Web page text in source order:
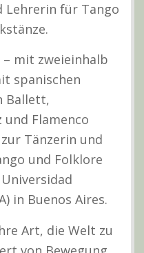
Lehrerin für Tango
– mit zweieinhalb
spanischen
Ballett,
und Flamenco
Tänzerin und
und Folklore
in Buenos Aires.
Art, die Welt zu